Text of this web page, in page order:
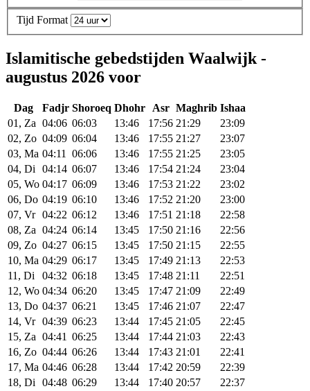
Tijd Format
Islamitische gebedstijden Waalwijk -
augustus 2026 voor
Dag Fadjr Shoroeq Dhohr Asr Maghrib Ishaa
01, Za 04:06 06:03 13:46 17:56 21:29
23:09
02, Zo 04:09 06:04 13:46 17:55 21:27
23:07
03, Ma 04:11 06:06 13:46 17:55 21:25
23:05
04, Di 04:14 06:07 13:46 17:54 21:24
23:04
05, Wo 04:17 06:09 13:46 17:53 21:22
23:02
06, Do 04:19 06:10 13:46 17:52 21:20
23:00
07, Vr 04:22 06:12 13:46 17:51 21:18
22:58
08, Za 04:24 06:14 13:45 17:50 21:16
22:56
09, Zo 04:27 06:15 13:45 17:50 21:15
22:55
10, Ma 04:29 06:17 13:45 17:49 21:13
22:53
11, Di
04:32 06:18 13:45 17:48 21:11
22:51
12, Wo 04:34 06:20 13:45 17:47 21:09
22:49
13, Do 04:37 06:21 13:45 17:46 21:07
22:47
14, Vr 04:39 06:23 13:44 17:45 21:05
22:45
15, Za 04:41 06:25 13:44 17:44 21:03
22:43
16, Zo 04:44 06:26 13:44 17:43 21:01
22:41
17, Ma 04:46 06:28 13:44 17:42 20:59
22:39
18, Di 04:48 06:29 13:44 17:40 20:57
22:37